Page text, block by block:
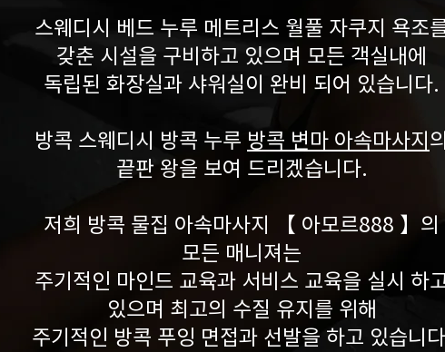
스웨디시 베드 누루 메트리스 월풀 자쿠지 욕조
갖춘 시설을 구비하고 있으며 모든 객실내에
독립된 화장실과 샤워실이 완비 되어 있습니다.
방콕 스웨디시 방콕 누루 방콕 변마 아속마사지
끝판 왕을 보여 드리겠습니다.
저희 방콕 물집 아속마사지 【 아모르888 】의
모든 매니져는
주기적인 마인드 교육과 서비스 교육을 실시 하
있으며 최고의 수질 유지를 위해
주기적인 방콕 푸잉 면접과 선발을 하고 있습니